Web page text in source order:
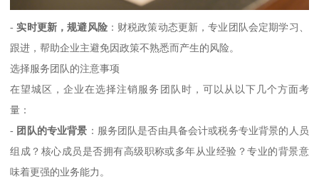
-实时更新，规避风险：财税政策动态更新，专业团队会定期学习、
跟进，帮助企业主避免因政策不熟悉而产生的风险。
选择服务团队的注意事项
在望城区，企业在选择注销服务团队时，可以从以下几个方面考
量：
- 团队的专业背景 ：服务团队是否由具备会计或税务专业背景的人员
组成？核心成员是否拥有高级职称或多年从业经验？专业的背景意
味着更强的业务能力。